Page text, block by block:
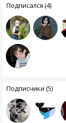
Подписался (4)
Подписчики (5)